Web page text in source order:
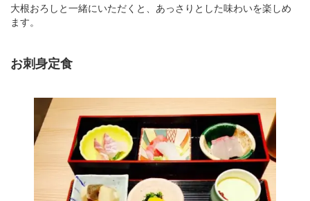
大根おろしと一緒にいただくと、あっさりとした味わいを楽しめ
ます。
お刺身定食